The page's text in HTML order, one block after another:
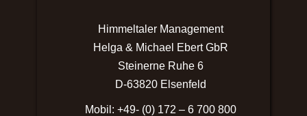
Himmeltaler Management
Helga & Michael Ebert GbR
Steinerne Ruhe 6
D-63820 Elsenfeld
Mobil: +49- (0) 172 – 6 700 800